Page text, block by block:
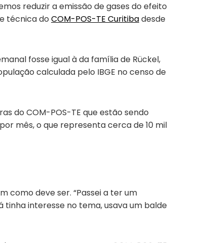
reduzir a emissão de gases do efeito
técnica do COM-POS-TE Curitibadesde
fosse igual à da família de Rückel,
calculada pelo IBGE no censo de
do COM-POS-TE que estão sendo
mês, o que representa cerca de 10 mil
como deve ser. “Passei a ter um
tinha interesse no tema, usava um balde